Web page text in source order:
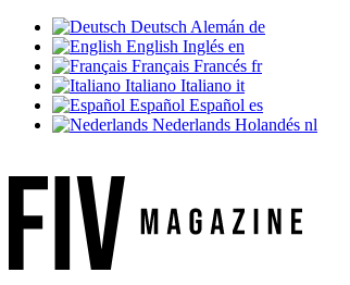
Deutsch Alemán de
English Inglés en
Français Francés fr
Italiano Italiano it
Español Español es
Nederlands Holandés nl